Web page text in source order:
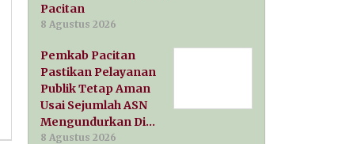
Pacitan
8 Agustus 2026
Pemkab Pacitan
Pastikan Pelayanan
Publik Tetap Aman
Usai Sejumlah ASN
Mengundurkan Di…
8 Agustus 2026